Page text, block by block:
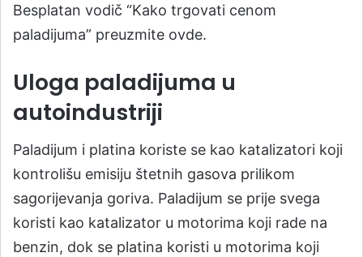
Besplatan vodič “Kako trgovati cenom
paladijuma” preuzmite ovde.
Uloga paladijuma u
autoindustriji
Paladijum i platina koriste se kao katalizatori koji
kontrolišu emisiju štetnih gasova prilikom
sagorijevanja goriva. Paladijum se prije svega
koristi kao katalizator u motorima koji rade na
benzin, dok se platina koristi u motorima koji